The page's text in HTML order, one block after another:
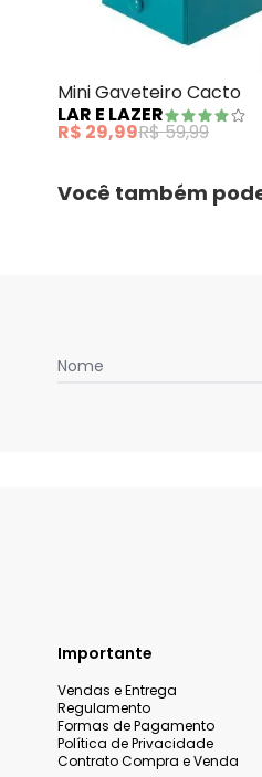
Mini Gaveteiro Cacto
LAR E LAZER
R$ 29,99R$ 59,99
Você também
Nome
Importante
Vendas e Entrega
Regulamento
Formas de Pagamento
Política de Privacidade
Contrato Compra e Venda